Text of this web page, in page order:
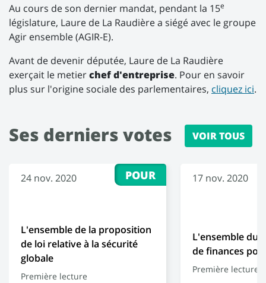
Au cours de son dernier mandat, pendant la 15e
législature, Laure de La Raudière a siégé avec le groupe
Agir ensemble (AGIR-E).
Avant de devenir députée, Laure de La Raudière
exerçait le metierchef d'entreprise. Pour en savoir
plus sur l'origine sociale des parlementaires, cliquez ici.
Ses derniers votes VOIR TOUS
POUR
24 nov. 2020
L'ensemble de la proposition
de loi relative à la sécurité
globale
Première lecture
17 nov. 2020
L'ensemble du
de finances
Première lecture